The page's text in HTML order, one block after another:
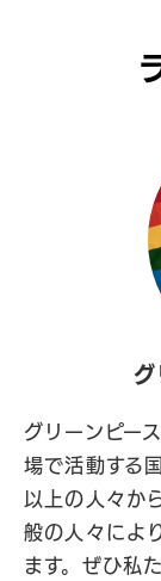
グ
グリーンピー
場で活動する
以上の人々か
般の人々によ
ます。ぜひ私